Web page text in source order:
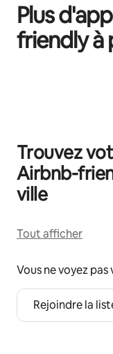
Plus
friendly à
Trouvez
Airbnb-
ville
Tout afficher
Vous ne voyez pas
Rejoindre la